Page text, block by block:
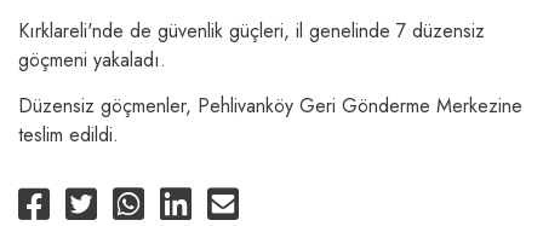
Kırklareli'nde de güvenlik güçleri, il genelinde 7 düzensiz
göçmeni yakaladı.
Düzensiz göçmenler, Pehlivanköy Geri Gönderme Merkezine
teslim edildi.